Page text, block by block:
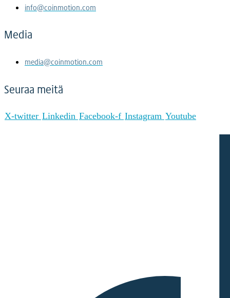
info@coinmotion.com
Media
media@coinmotion.com
Seuraa meitä
X-twitter Linkedin Facebook-f Instagram Youtube